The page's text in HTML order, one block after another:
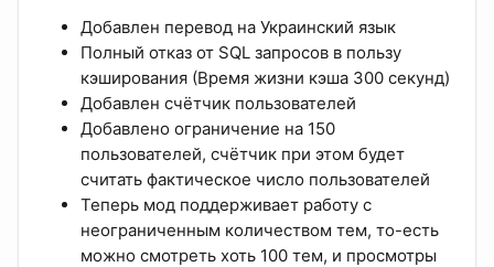
Добавлен перевод на Украинский язык
Полный отказ от SQL запросов в пользу
кэширования (Время жизни кэша 300 секунд)
Добавлен счётчик пользователей
Добавлено ограничение на 150
пользователей, счётчик при этом будет
считать фактическое число пользователей
Теперь мод поддерживает работу с
неограниченным количеством тем, то-есть
можно смотреть хоть 100 тем, и просмотры